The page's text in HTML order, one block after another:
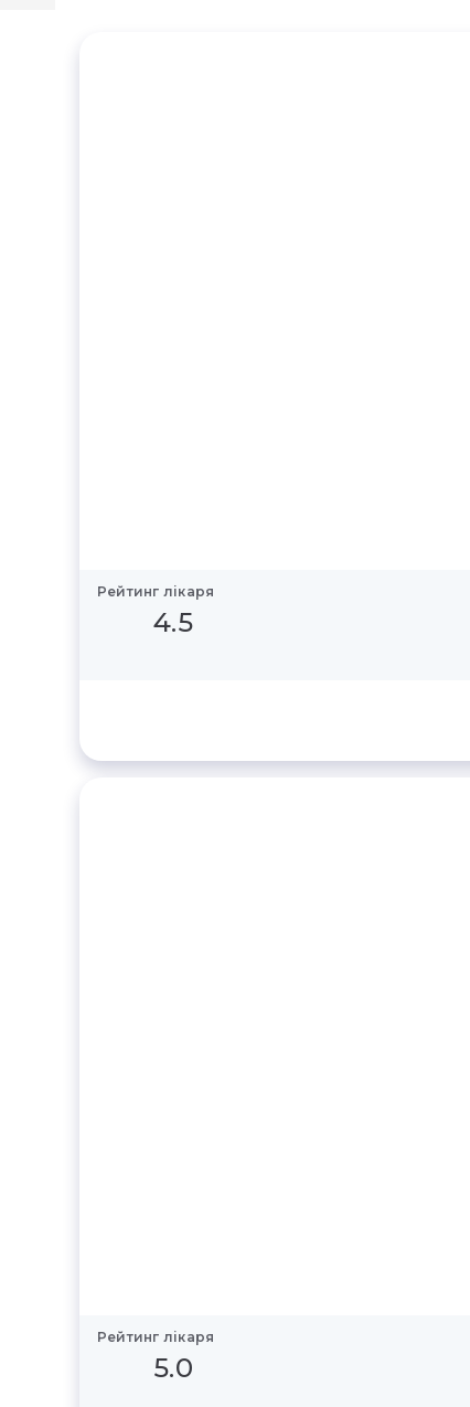
Рейтинг лікаря
4.5
Рейтинг лікаря
5.0